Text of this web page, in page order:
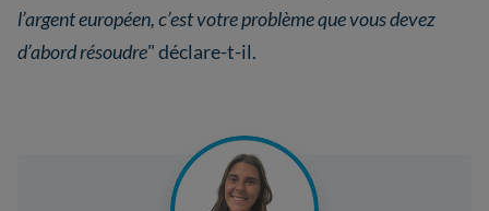
l’argent européen, c’est votre problème que vous devez
d’abord résoudre" déclare-t-il.